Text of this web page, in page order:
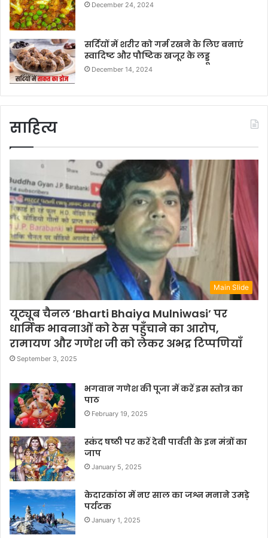
December 24, 2024
सर्दियों में शरीर को गर्म रखने के लिए बनाएं
स्वादिष्ट और पौष्टिक खजूर के लड्डू
December 14, 2024
साहित्य
Main Slide
यूट्यूब चैनल ‘Bharti Bhaiya Mulniwasi’ पर
धार्मिक भावनाओं को ठेस पहुँचाने का आरोप,
रामायण और गणेश जी को लेकर अभद्र टिप्पणियाँ
September 3, 2025
भगवान गणेश की पूजा में करें इस स्तोत्र का
पाठ
February 19, 2025
स्कंद षष्ठी पर करें देवी पार्वती के इन मंत्रों का
जाप
January 5, 2025
केदारकांठा में नए साल का जश्न मनाने उमड़े
पर्यटक
January 1, 2025